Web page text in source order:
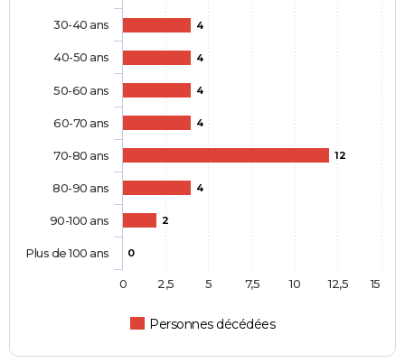
4
4
4
4
12
4
2
0
Personnes décédées
30-40 ans
40-50 ans
50-60 ans
60-70 ans
70-80 ans
80-90 ans
90-100 ans
Plus de 100 ans
0 2,5 5 7,5 10 12,5 15